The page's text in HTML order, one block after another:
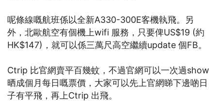
呢條線嘅航班係以全新A330-300E客機執飛。另
外，北歐航空有個機上wifi 服務，只要俾US$19 (約
HK$147)，就可以係三萬尺高空繼續update 個FB。
Ctrip 比官網賣平百幾蚊，不過官網可以一次過show
晒成個月每日嘅票價，大家可以先上官網睇下邊啲日
子有平飛，再上Ctrip 出飛。